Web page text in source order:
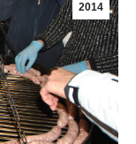
2014